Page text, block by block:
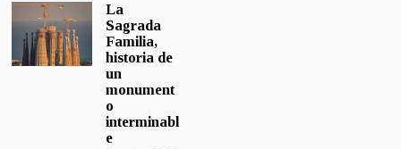
La
Sagrada
Familia,
historia de
un
monument
o
interminabl
e